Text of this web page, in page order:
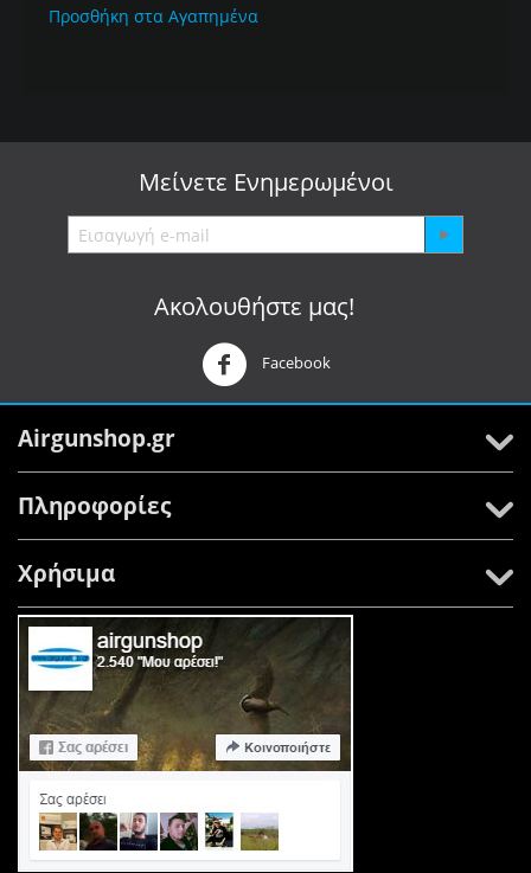
Προσθήκη στα Αγαπημένα
Μείνετε Ενημερωμένοι
Ακολουθήστε μας!
Facebook
Airgunshop.gr
Πληροφορίες
Χρήσιμα